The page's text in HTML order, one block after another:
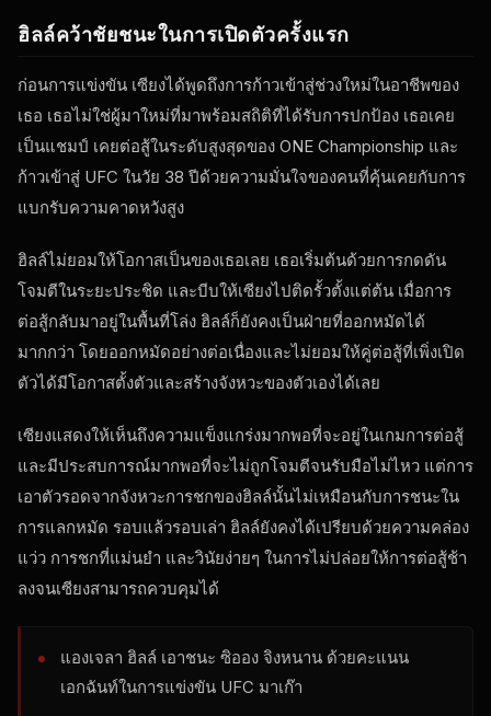
ฮิลล์คว้าชัยชนะในการเปิดตัวครั้งแรก
ก่อนการแข่งขัน เซียงได้พูดถึงการก้าวเข้าสู่ช่วงใหม่ในอาชีพของ
เธอ เธอไม่ใช่ผู้มาใหม่ที่มาพร้อมสถิติที่ได้รับการปกป้อง เธอเคย
เป็นแชมป์ เคยต่อสู้ในระดับสูงสุดของ ONE Championship และ
ก้าวเข้าสู่ UFC ในวัย 38 ปีด้วยความมั่นใจของคนที่คุ้นเคยกับการ
แบกรับความคาดหวังสูง
ฮิลล์ไม่ยอมให้โอกาสเป็นของเธอเลย เธอเริ่มต้นด้วยการกดดัน
โจมตีในระยะประชิด และบีบให้เซียงไปติดรั้วตั้งแต่ต้น เมื่อการ
ต่อสู้กลับมาอยู่ในพื้นที่โล่ง ฮิลล์ก็ยังคงเป็นฝ่ายที่ออกหมัดได้
มากกว่า โดยออกหมัดอย่างต่อเนื่องและไม่ยอมให้คู่ต่อสู้ที่เพิ่งเปิด
ตัวได้มีโอกาสตั้งตัวและสร้างจังหวะของตัวเองได้เลย
เซียงแสดงให้เห็นถึงความแข็งแกร่งมากพอที่จะอยู่ในเกมการต่อสู้
และมีประสบการณ์มากพอที่จะไม่ถูกโจมตีจนรับมือไม่ไหว แต่การ
เอาตัวรอดจากจังหวะการชกของฮิลล์นั้นไม่เหมือนกับการชนะใน
การแลกหมัด รอบแล้วรอบเล่า ฮิลล์ยังคงได้เปรียบด้วยความคล่อง
แว่ว การชกที่แม่นยำ และวินัยง่ายๆ ในการไม่ปล่อยให้การต่อสู้ช้า
ลงจนเซียงสามารถควบคุมได้
แองเจลา ฮิลล์ เอาชนะ ซิออง จิงหนาน ด้วยคะแนน
เอกฉันท์ในการแข่งขัน UFC มาเก๊า